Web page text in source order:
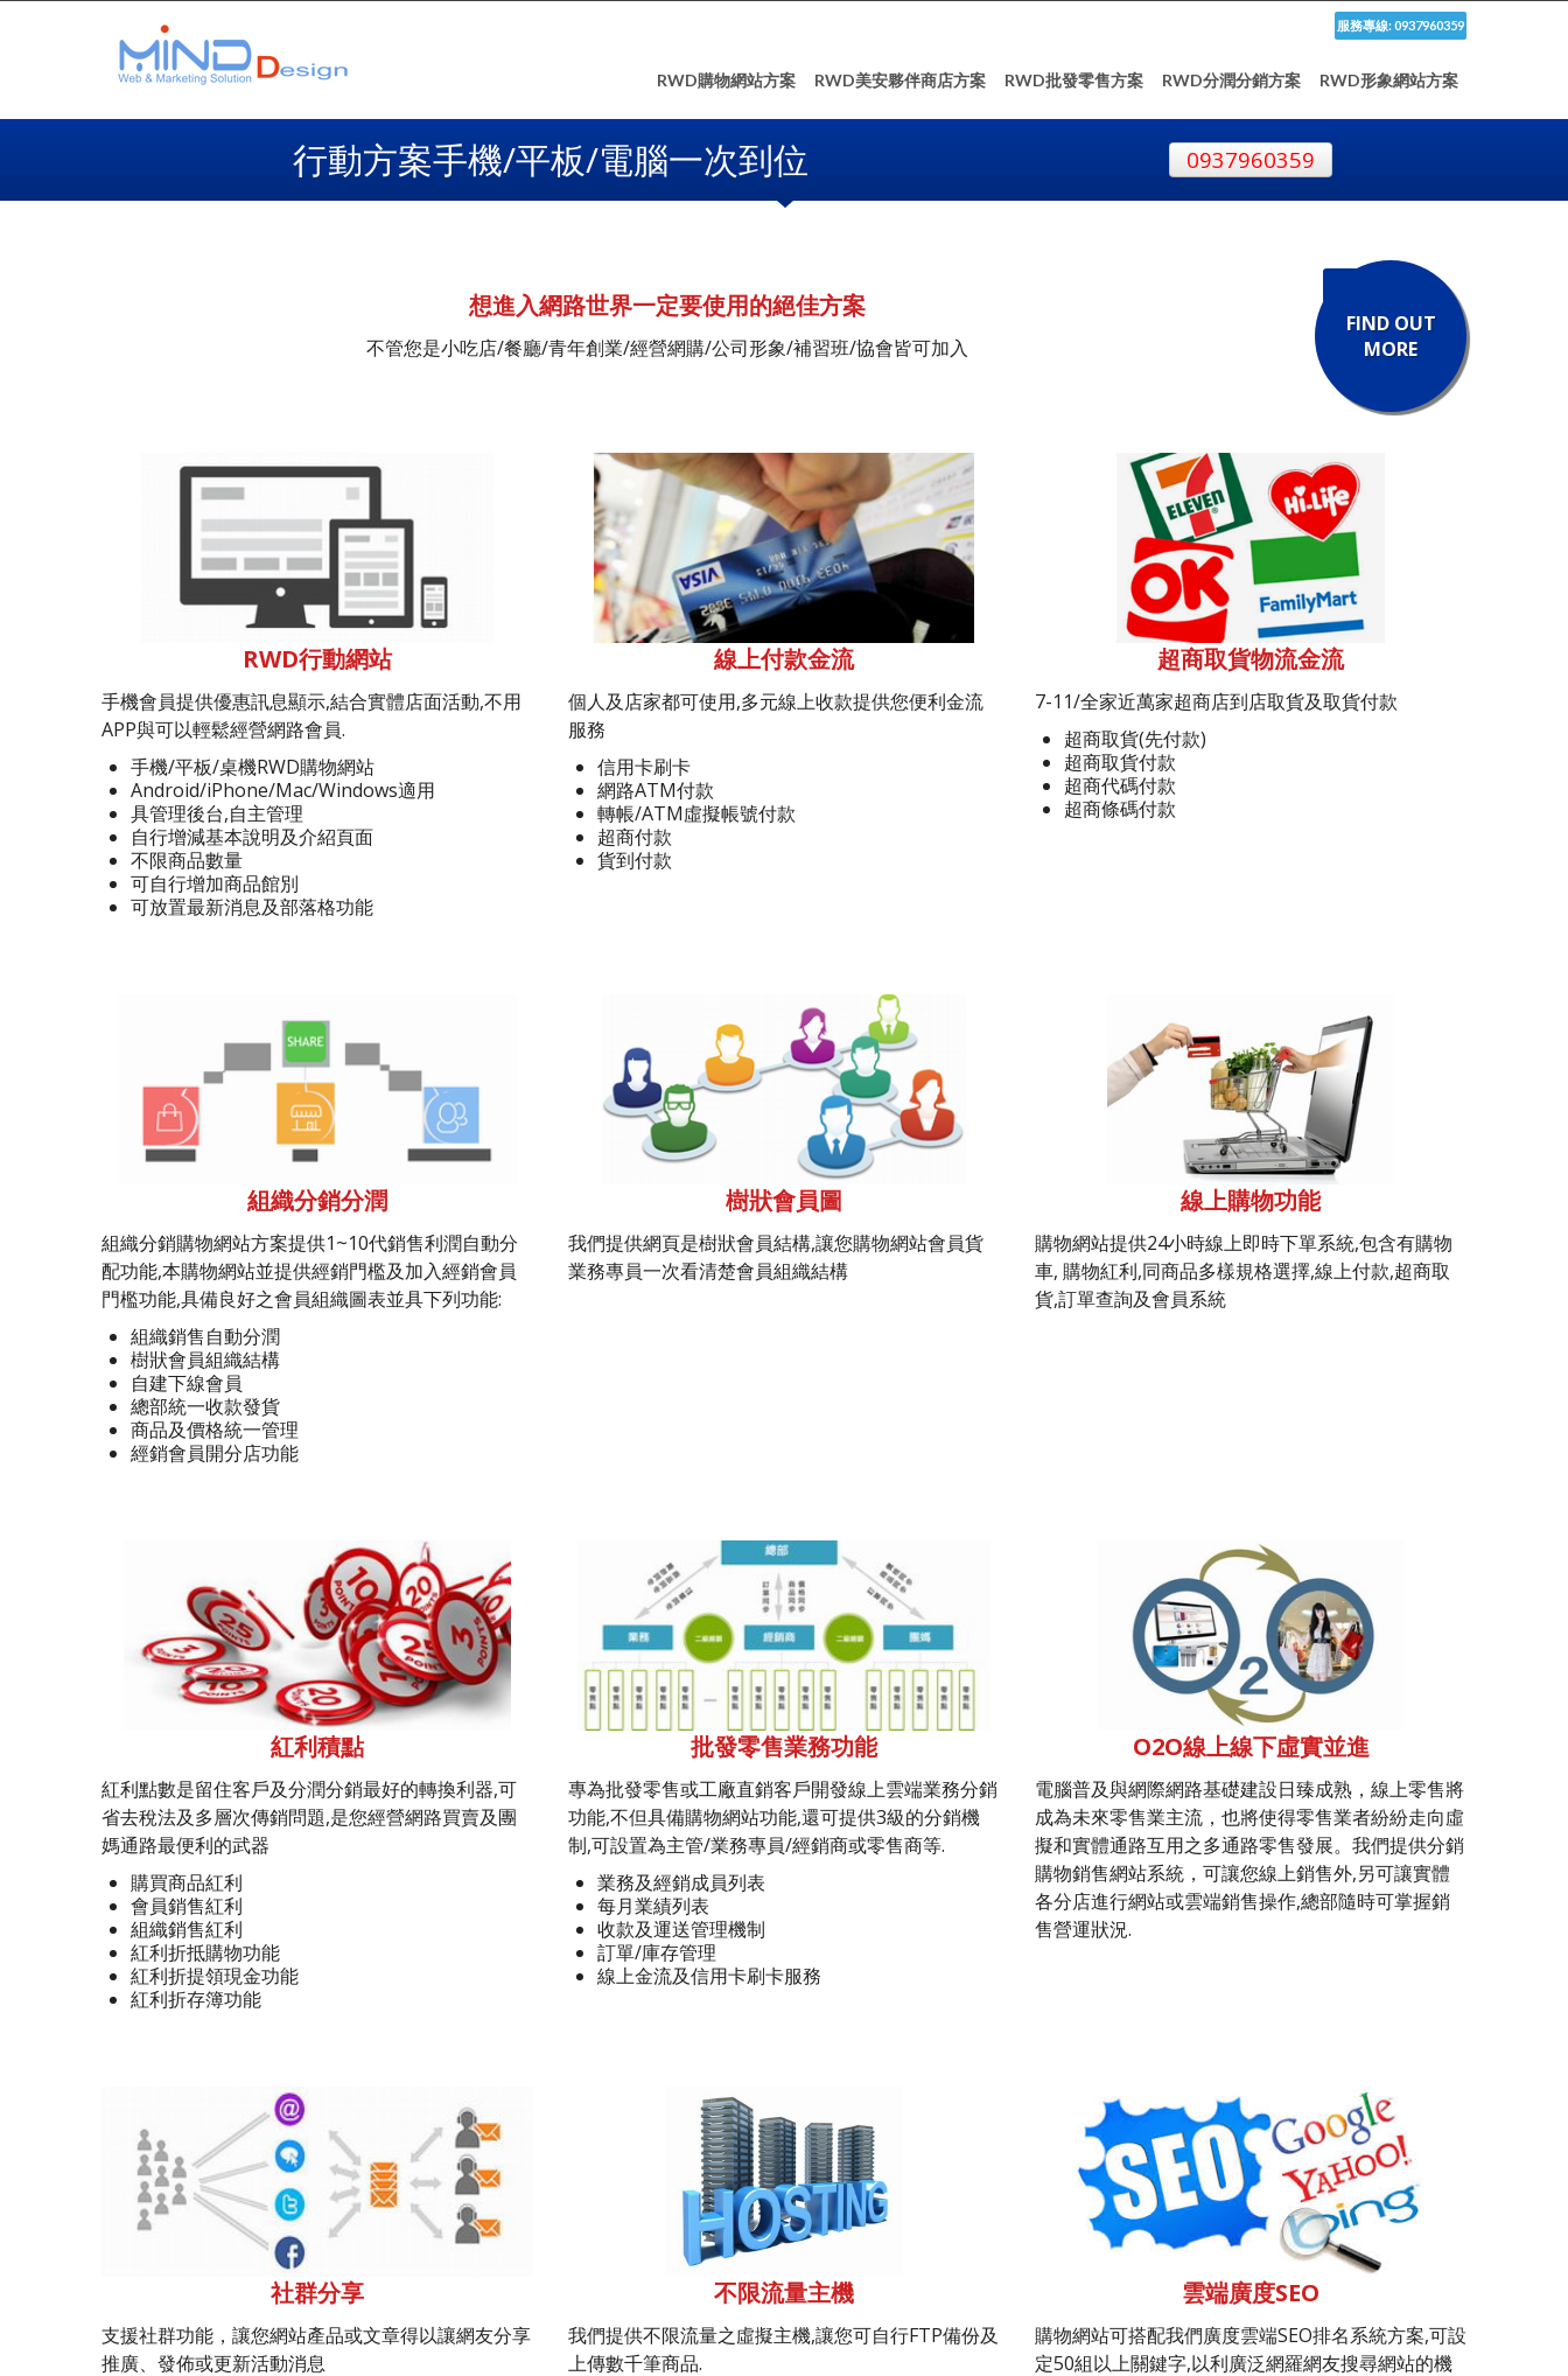
服務專線: 0937960359
RWD購物網站方案 RWD美安夥伴商店方案 RWD批發零售方案 RWD分潤分銷方案 RWD形象網站方案
行動方案手機/平板/電腦一次到位 0937960359
想進入網路世界一定要使用的絕佳方案
不管您是小吃店/餐廳/青年創業/經營網購/公司形象/補習班/協會皆可加入
FIND OUT
MORE
RWD行動網站
手機會員提供優惠訊息顯示,結合實體店面活動,不用
APP與可以輕鬆經營網路會員.
手機/平板/桌機RWD購物網站
Android/iPhone/Mac/Windows適用
具管理後台,自主管理
自行增減基本說明及介紹頁面
不限商品數量
可自行增加商品館別
可放置最新消息及部落格功能
線上付款金流
個人及店家都可使用,多元線上收款提供您便利金流
服務
信用卡刷卡
網路ATM付款
轉帳/ATM虛擬帳號付款
超商付款
貨到付款
超商取貨物流金流
7-11/全家近萬家超商店到店取貨及取貨付款
超商取貨(先付款)
超商取貨付款
超商代碼付款
超商條碼付款
組織分銷分潤
組織分銷購物網站方案提供1~10代銷售利潤自動分
配功能,本購物網站並提供經銷門檻及加入經銷會員
門檻功能,具備良好之會員組織圖表並具下列功能:
組織銷售自動分潤
樹狀會員組織結構
自建下線會員
總部統一收款發貨
商品及價格統一管理
經銷會員開分店功能
樹狀會員圖
我們提供網頁是樹狀會員結構,讓您購物網站會員貨
業務專員一次看清楚會員組織結構
線上購物功能
購物網站提供24小時線上即時下單系統,包含有購物
車, 購物紅利,同商品多樣規格選擇,線上付款,超商取
貨,訂單查詢及會員系統
紅利積點
紅利點數是留住客戶及分潤分銷最好的轉換利器,可
省去稅法及多層次傳銷問題,是您經營網路買賣及團
媽通路最便利的武器
購買商品紅利
會員銷售紅利
組織銷售紅利
紅利折抵購物功能
紅利折提領現金功能
紅利折存簿功能
批發零售業務功能
專為批發零售或工廠直銷客戶開發線上雲端業務分銷
功能,不但具備購物網站功能,還可提供3級的分銷機
制,可設置為主管/業務專員/經銷商或零售商等.
業務及經銷成員列表
每月業績列表
收款及運送管理機制
訂單/庫存管理
線上金流及信用卡刷卡服務
O2O線上線下虛實並進
電腦普及與網際網路基礎建設日臻成熟，線上零售將
成為未來零售業主流，也將使得零售業者紛紛走向虛
擬和實體通路互用之多通路零售發展。我們提供分銷
購物銷售網站系統，可讓您線上銷售外,另可讓實體
各分店進行網站或雲端銷售操作,總部隨時可掌握銷
售營運狀況.
社群分享
支援社群功能，讓您網站產品或文章得以讓網友分享
推廣、發佈或更新活動消息
不限流量主機
我們提供不限流量之虛擬主機,讓您可自行FTP備份及
上傳數千筆商品.
雲端廣度SEO
購物網站可搭配我們廣度雲端SEO排名系統方案,可設
定50組以上關鍵字,以利廣泛網羅網友搜尋網站的機